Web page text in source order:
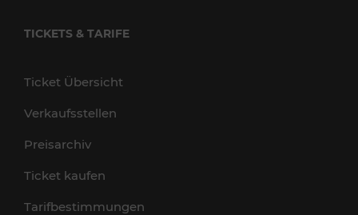
TICKETS & TARIFE
Ticket Übersicht
Verkaufsstellen
Preisarchiv
Ticket kaufen
Tarifbestimmungen